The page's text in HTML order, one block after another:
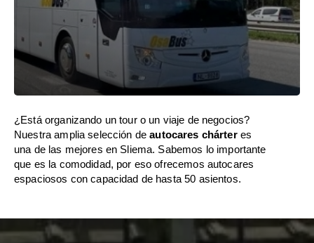
¿Está organizando un tour o un viaje de negocios?
Nuestra amplia selección deautocares chárteres
una de las mejores en Sliema. Sabemos lo importante
que es la comodidad, por eso ofrecemos autocares
espaciosos con capacidad de hasta 50 asientos.